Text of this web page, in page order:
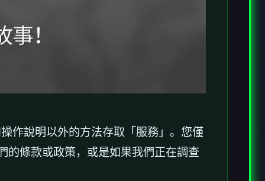
作說明以外的方法存取「服務」。您僅
的條款或政策，或是如果我們正在調查